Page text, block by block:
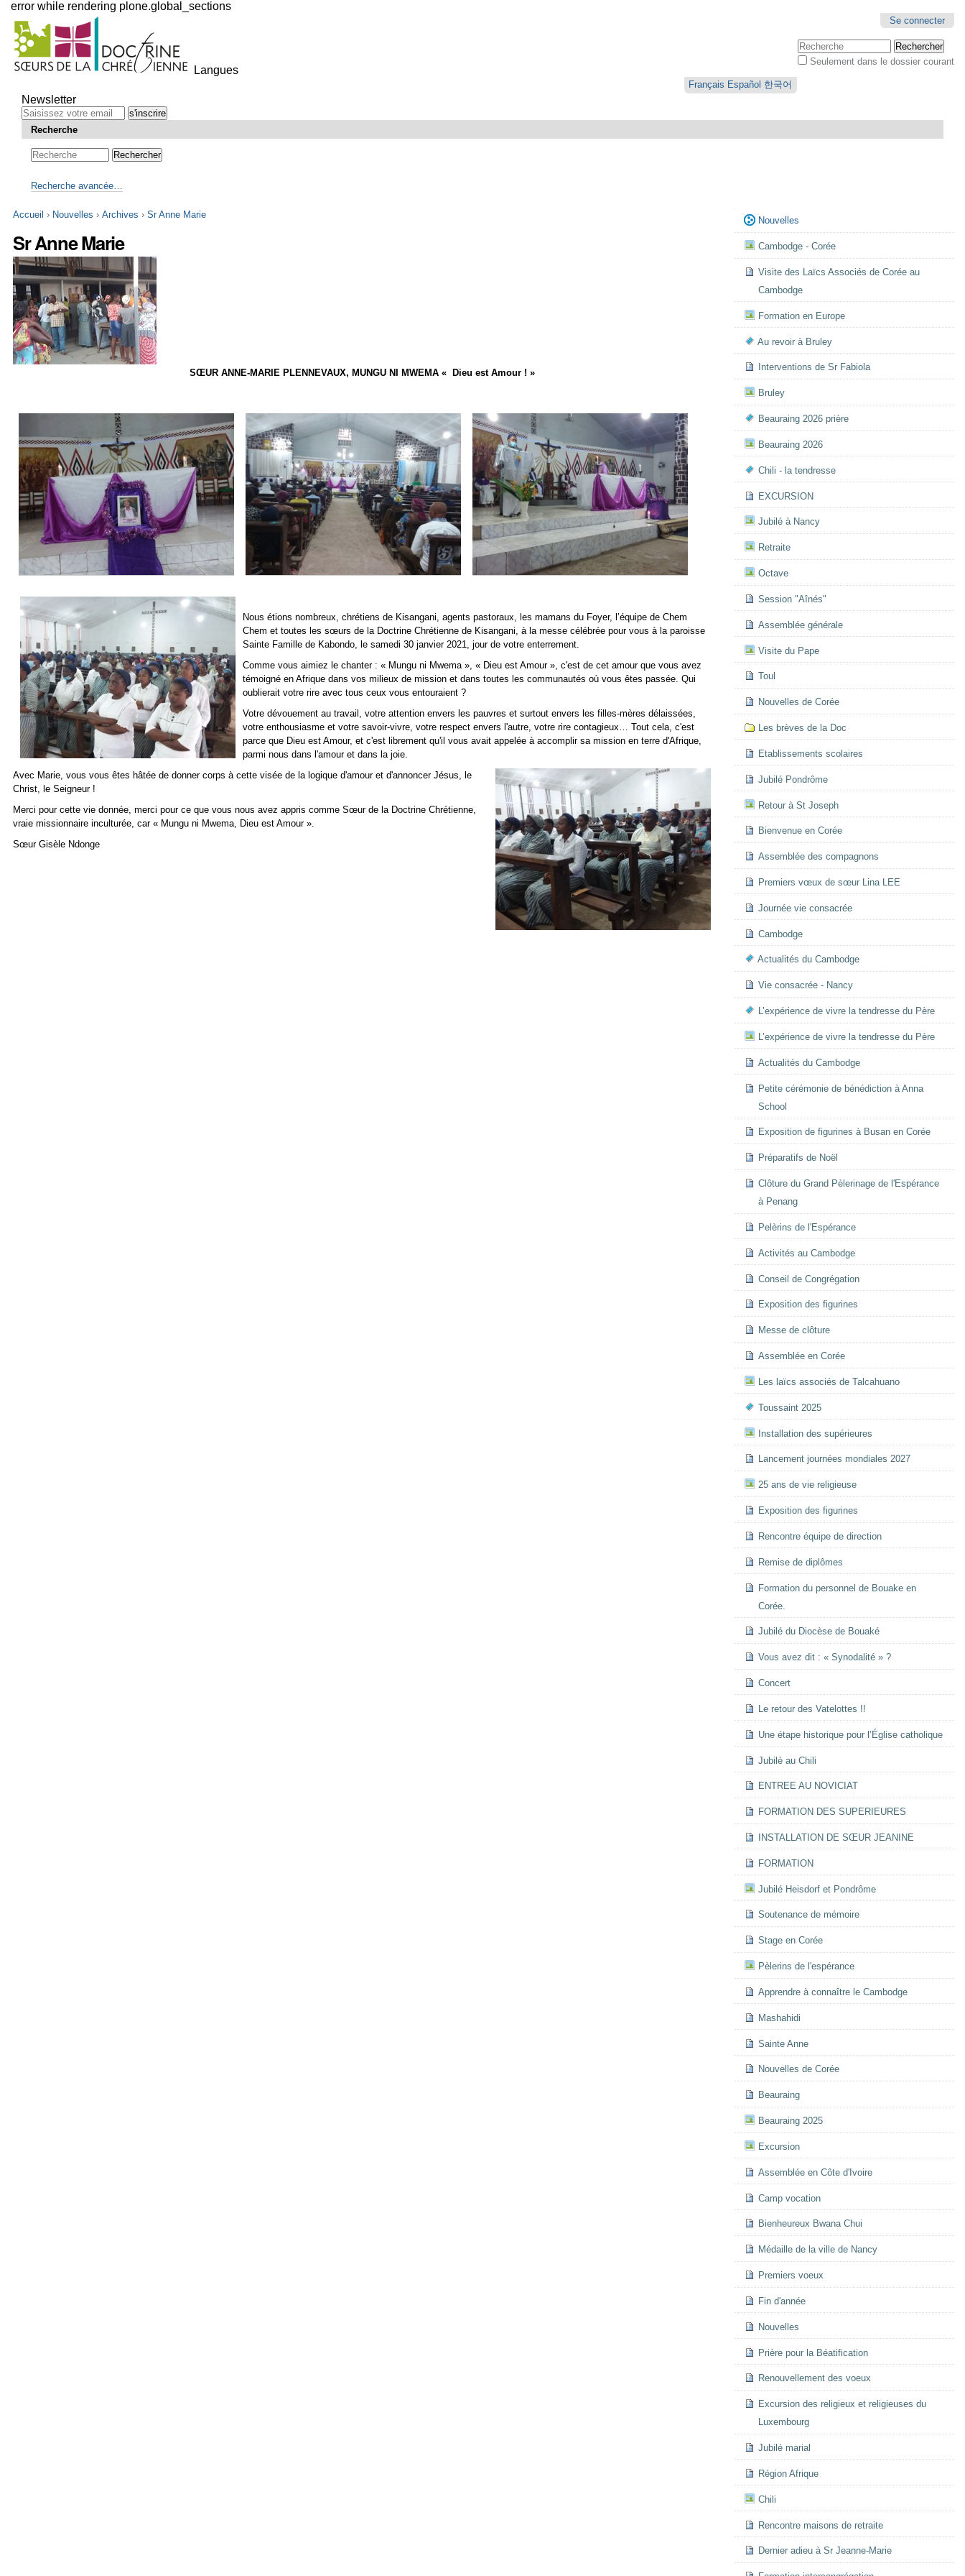
error while rendering plone.global_sections
Outils
personnels
Se connecter
Chercher par
Seulement dans le dossier courant
Langues
Français Español 한국어
au
contenu.
Aller
Newsletter
Recherche
Recherche avancée…
Accueil › Nouvelles ›Archives ›Sr Anne Marie
Sr Anne Marie
SŒUR ANNE-MARIE PLENNEVAUX, MUNGU NI MWEMA « Dieu est Amour ! »
Nous étions nombreux, chrétiens de Kisangani, agents pastoraux, les mamans du Foyer, l’équipe de Chem
Chem et toutes les sœurs de la Doctrine Chrétienne de Kisangani, à la messe célébrée pour vous à la paroisse
Sainte Famille de Kabondo, le samedi 30 janvier 2021, jour de votre enterrement.
Comme vous aimiez le chanter : « Mungu ni Mwema », « Dieu est Amour », c'est de cet amour que vous avez
témoigné en Afrique dans vos milieux de mission et dans toutes les communautés où vous êtes passée. Qui
oublierait votre rire avec tous ceux vous entouraient ?
Votre dévouement au travail, votre attention envers les pauvres et surtout envers les filles-mères délaissées,
votre enthousiasme et votre savoir-vivre, votre respect envers l'autre, votre rire contagieux… Tout cela, c'est
parce que Dieu est Amour, et c'est librement qu'il vous avait appelée à accomplir sa mission en terre d'Afrique,
parmi nous dans l'amour et dans la joie.
Avec Marie, vous vous êtes hâtée de donner corps à cette visée de la logique d'amour et d'annoncer Jésus, le
Christ, le Seigneur !
Merci pour cette vie donnée, merci pour ce que vous nous avez appris comme Sœur de la Doctrine Chrétienne,
vraie missionnaire inculturée, car « Mungu ni Mwema, Dieu est Amour ».
Sœur Gisèle Ndonge
Navigation
Nouvelles
Cambodge - Corée
Visite des Laïcs Associés de Corée au
Cambodge
Formation en Europe
Au revoir à Bruley
Interventions de Sr Fabiola
Bruley
Beauraing 2026 prière
Beauraing 2026
Chili - la tendresse
EXCURSION
Jubilé à Nancy
Retraite
Octave
Session "Aînés"
Assemblée générale
Visite du Pape
Toul
Nouvelles de Corée
Les brèves de la Doc
Etablissements scolaires
Jubilé Pondrôme
Retour à St Joseph
Bienvenue en Corée
Assemblée des compagnons
Premiers vœux de sœur Lina LEE
Journée vie consacrée
Cambodge
Actualités du Cambodge
Vie consacrée - Nancy
L’expérience de vivre la tendresse du Père
L’expérience de vivre la tendresse du Père
Actualités du Cambodge
Petite cérémonie de bénédiction à Anna
School
Exposition de figurines à Busan en Corée
Préparatifs de Noël
Clôture du Grand Pèlerinage de l'Espérance
à Penang
Pelèrins de l'Espérance
Activités au Cambodge
Conseil de Congrégation
Exposition des figurines
Messe de clôture
Assemblée en Corée
Les laïcs associés de Talcahuano
Toussaint 2025
Installation des supérieures
Lancement journées mondiales 2027
25 ans de vie religieuse
Exposition des figurines
Rencontre équipe de direction
Remise de diplômes
Formation du personnel de Bouake en
Corée.
Jubilé du Diocèse de Bouaké
Vous avez dit : « Synodalité » ?
Concert
Le retour des Vatelottes !!
Une étape historique pour l’Église catholique
Jubilé au Chili
ENTREE AU NOVICIAT
FORMATION DES SUPERIEURES
INSTALLATION DE SŒUR JEANINE
FORMATION
Jubilé Heisdorf et Pondrôme
Soutenance de mémoire
Stage en Corée
Pèlerins de l'espérance
Apprendre à connaître le Cambodge
Mashahidi
Sainte Anne
Nouvelles de Corée
Beauraing
Beauraing 2025
Excursion
Assemblée en Côte d'Ivoire
Camp vocation
Bienheureux Bwana Chui
Médaille de la ville de Nancy
Premiers voeux
Fin d'année
Nouvelles
Prière pour la Béatification
Renouvellement des voeux
Excursion des religieux et religieuses du
Luxembourg
Jubilé marial
Région Afrique
Chili
Rencontre maisons de retraite
Dernier adieu à Sr Jeanne-Marie